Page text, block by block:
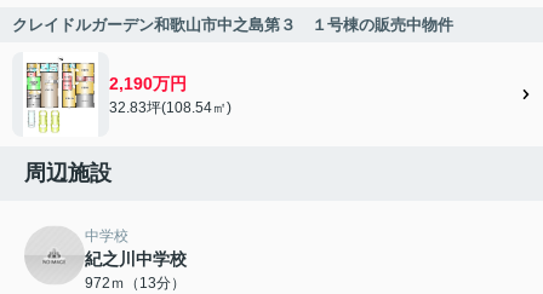
クレイドルガーデン和歌山市中之島第３ １号棟の販売中物件
2,190万円
32.83坪(108.54㎡)
周辺施設
中学校
紀之川中学校
972ｍ（13分）